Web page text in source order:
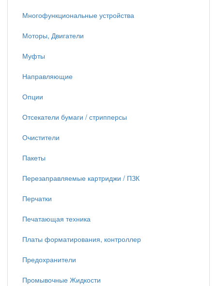
Многофункциональные устройства
Моторы, Двигатели
Муфты
Направляющие
Опции
Отсекатели бумаги / стрипперсы
Очистители
Пакеты
Перезаправляемые картриджи / ПЗК
Перчатки
Печатающая техника
Платы форматирования, контроллер
Предохранители
Промывочные Жидкости